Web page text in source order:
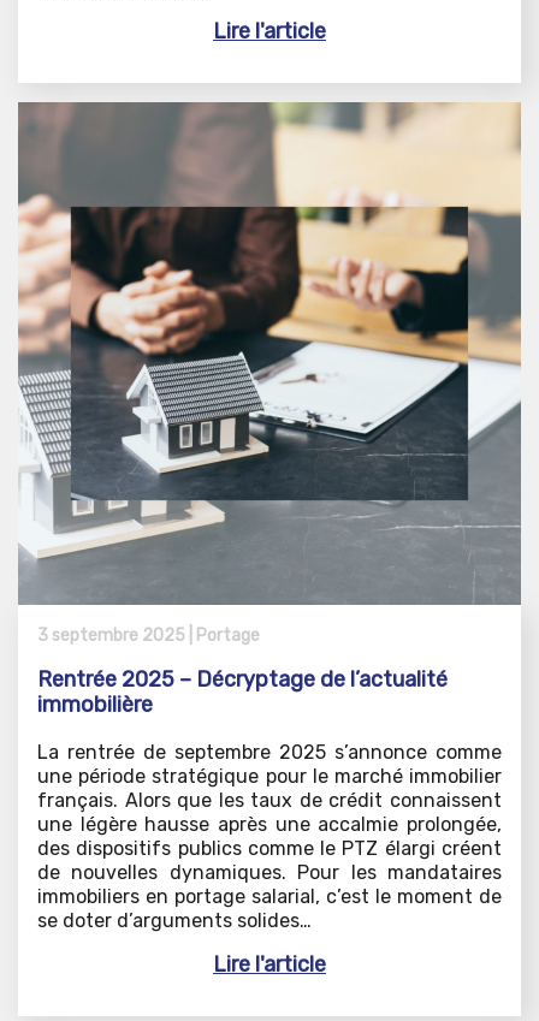
Lire l'article
3 septembre 2025 | Portage
Rentrée 2025 – Décryptage de l’actualité
immobilière
La rentrée de septembre 2025 s’annonce comme
une période stratégique pour le marché immobilier
français. Alors que les taux de crédit connaissent
une légère hausse après une accalmie prolongée,
des dispositifs publics comme le PTZ élargi créent
de nouvelles dynamiques. Pour les mandataires
immobiliers en portage salarial, c’est le moment de
se doter d’arguments solides…
Lire l'article